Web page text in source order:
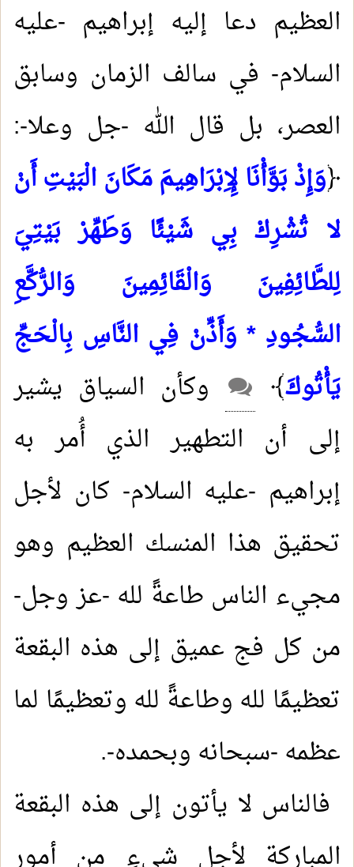
العظيم دعا إليه إبراهيم -عليه
السلام- في سالف الزمان وسابق
العصر، بل قال الله -جل وعلا-:
﴿وَإِذْ بَوَّأْنَا لِإِبْرَاهِيمَ مَكَانَ الْبَيْتِ أَنْ
لا تُشْرِكْ بِي شَيْئًا وَطَهِّرْ بَيْتِيَ
لِلطَّائِفِينَ وَالْقَائِمِينَ وَالرُّكَّعِ
السُّجُودِ * وَأَذِّنْ فِي النَّاسِ بِالْحَجِّ
يَأْتُوكَ﴾
وكأن السياق يشير
إلى أن التطهير الذي أُمر به
إبراهيم -عليه السلام- كان لأجل
تحقيق هذا المنسك العظيم وهو
مجيء الناس طاعةً لله -عز وجل-
من كل فج عميق إلى هذه البقعة
تعظيمًا لله وطاعةً لله وتعظيمًا لما
عظمه -سبحانه وبحمده-.
فالناس لا يأتون إلى هذه البقعة
المباركة لأجل شيءٍ من أمور